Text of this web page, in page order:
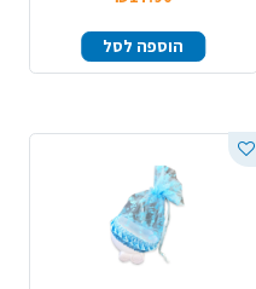
הוספה לסל